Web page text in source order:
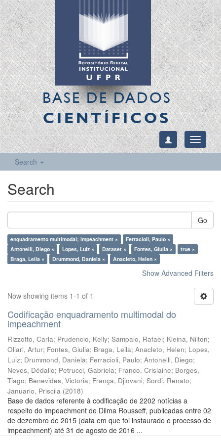
BASE DE DADOS
CIENTÍFICOS
Toggle
Search
Search
Go
enquadramento multimodal; impeachment ×
Ferracioli, Paulo ×
Antonelli, Diego ×
Lopes, Luiz × Dataset × Fontes, Giulia ×
true ×
Braga, Leila ×
Drummond, Daniela × Anacleto, Helen ×
Show Advanced Filters
Now showing items 1-1 of 1
Codificação enquadramento multimodal do
impeachment
Rizzotto, Carla; Prudencio, Kelly; Sampaio, Rafael; Kleina, Nilton;
Oliari, Artur; Fontes, Giulia; Braga, Leila; Anacleto, Helen; Lopes,
Luiz; Drummond, Daniela; Ferracioli, Paulo; Antonelli, Diego;
Neves, Dédallo; Petrucci, Gabriela; Franco, Crislaine; Borges,
Tiago; Benevides, Victoria; França, Djiovani; Sordi, Renato;
Januario, Priscila (2018)
Base de dados referente à codificação de 2202 notícias a
respeito do impeachment de Dilma Rousseff, publicadas entre 02
de dezembro de 2015 (data em que foi instaurado o processo de
impeachment) até 31 de agosto de 2016 ...